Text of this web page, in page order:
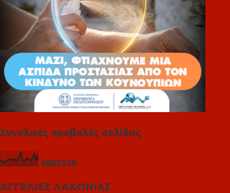
Συνολικές προβολές σελίδας
6865530
ΑΓΓΕΛΙΕΣ ΛΑΚΩΝΙΑΣ